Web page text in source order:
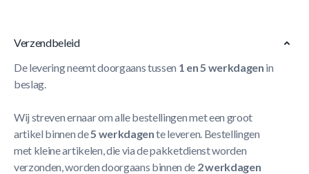
Verzendbeleid
De levering neemt doorgaans tussen 1 en 5 werkdagen in
beslag.
Wij streven ernaar om alle bestellingen met een groot
artikel binnen de5 werkdagente leveren. Bestellingen
met kleine artikelen, die via de pakketdienst worden
verzonden, worden doorgaans binnen de 2 werkdagen